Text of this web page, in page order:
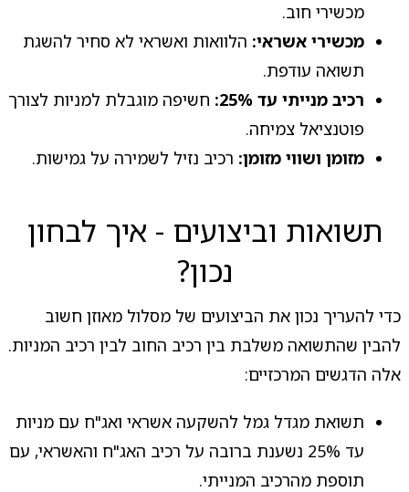
מכשירי חוב.
מכשירי אשראי: הלוואות ואשראי לא סחיר להשגת
תשואה עודפת.
רכיב מנייתי עד 25%:
חשיפה מוגבלת למניות לצורך
פוטנציאל צמיחה.
מזומן ושווי מזומן: רכיב נזיל לשמירה על גמישות.
תשואות וביצועים - איך לבחון
נכון?
כדי להעריך נכון את הביצועים של מסלול מאוזן חשוב
להבין שהתשואה משלבת בין רכיב החוב לבין רכיב המניות.
אלה הדגשים המרכזיים:
תשואת מגדל גמל להשקעה אשראי ואג"ח עם מניות
עד 25% נשענת ברובה על רכיב האג"ח והאשראי, עם
תוספת מהרכיב המנייתי.